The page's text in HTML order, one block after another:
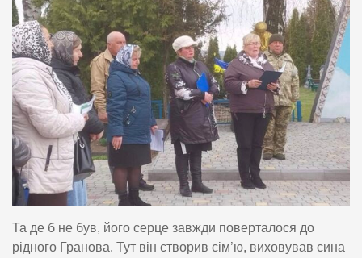
Та де б не був, його серце завжди поверталося до
рідного Гранова. Тут він створив сім’ю, виховував сина